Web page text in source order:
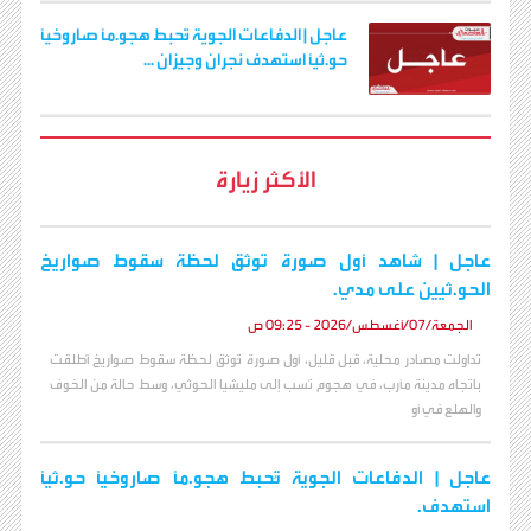
عاجل | الدفاعات الجوية تُحبط هجو.مًا صاروخيًا
حو.ثيًا استهدف نجران وجيزان ...
الأكثر زيارة
عاجل | شاهد أول صورة توثق لحظة سقوط صواريخ
الحو.ثيين على مدي.
الجمعة/07/أغسطس/2026 - 09:25 ص
تداولت مصادر محلية، قبل قليل، أول صورة تُوثق لحظة سقوط صواريخ أُطلقت
باتجاه مدينة مأرب، في هجوم نُسب إلى مليشيا الحوثي، وسط حالة من الخوف
والهلع في أو
عاجل | الدفاعات الجوية تُحبط هجو.مًا صاروخيًا حو.ثيًا
استهدف.